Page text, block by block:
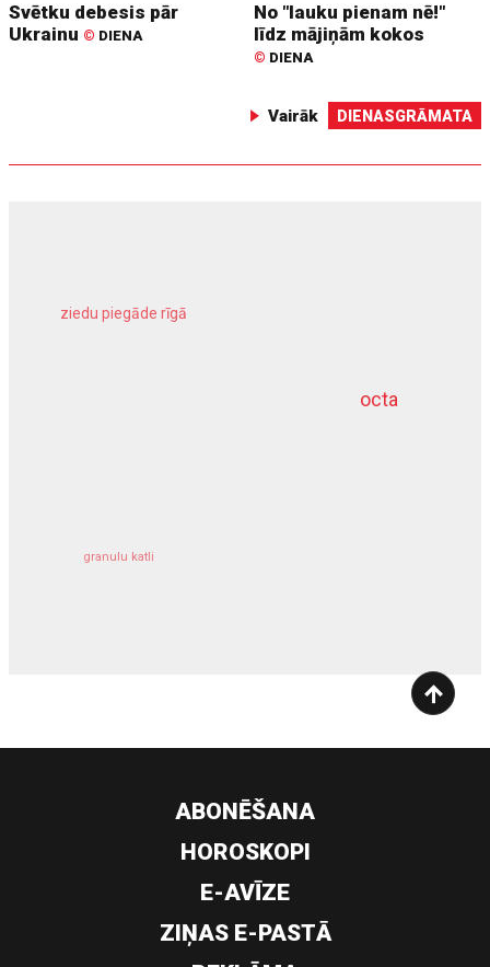
Svētku debesis pār
Ukrainu © DIENA
No "lauku pienam nē!"
līdz mājiņām kokos
© DIENA
Vairāk DIENASGRĀMATA
octa
ziedu piegāde rīgā
granulu katli
dziļurbums
ABONĒŠANA
HOROSKOPI
E-AVĪZE
ZIŅAS E-PASTĀ